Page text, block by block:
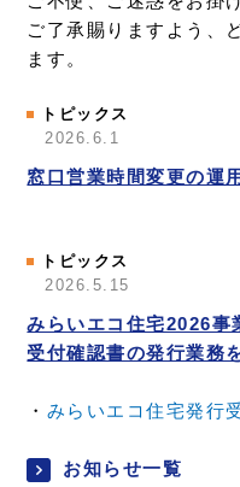
ご了承賜りますよう、
ます。
トピックス
2026.6.1
窓口営業時間変更の運
トピックス
2026.5.15
みらいエコ住宅2026事
受付確認書の発行業務
・ みらいエコ住宅発行
お知らせ一覧